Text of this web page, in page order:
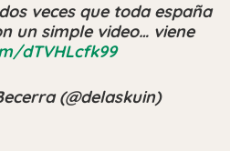
veces que toda españa
un simple video… viene
dTVHLcfk99
(@delaskuin)